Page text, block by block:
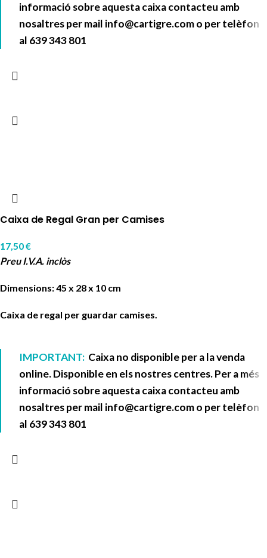
informació sobre aquesta caixa contacteu amb
nosaltres per mail info@cartigre.como per telèfon
al 639 343 801
Caixa de Regal Gran per Camises
17,50€
Preu I.V.A. inclòs
Dimensions: 45 x 28 x 10 cm
Caixa de regal per guardar camises.
IMPORTANT: Caixa no disponible per a la venda
online. Disponible en els nostres centres. Per a més
informació sobre aquesta caixa contacteu amb
nosaltres per mail info@cartigre.como per telèfon
al 639 343 801